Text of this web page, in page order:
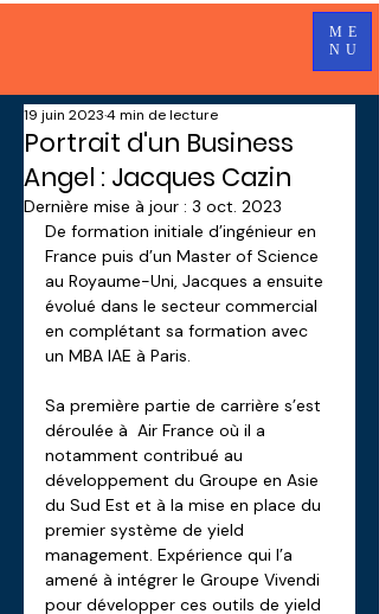
ME
NU
Portrait d'un Business
Angel : Jacques Cazin
19 juin 20234 min de lecture
Dernière mise à jour : 3 oct. 2023
De formation initiale d’ingénieur en
France puis d’un Master of Science
au Royaume-Uni, Jacques a ensuite
évolué dans le secteur commercial
en complétant sa formation avec
un MBA IAE à Paris.
Sa première partie de carrière s’est
déroulée à  Air France où il a
notamment contribué au
développement du Groupe en Asie
du Sud Est et à la mise en place du
premier système de yield
management. Expérience qui l’a
amené à intégrer le Groupe Vivendi
pour développer ces outils de yield